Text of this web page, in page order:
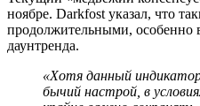
ноябре. Darkfost указал, что
продолжительными, особенно
даунтренда.
«Хотя данный
бычий настрой, в